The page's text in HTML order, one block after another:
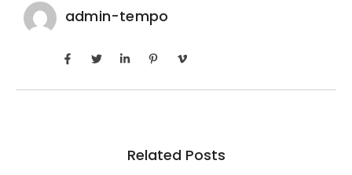
admin-tempo
Related Posts